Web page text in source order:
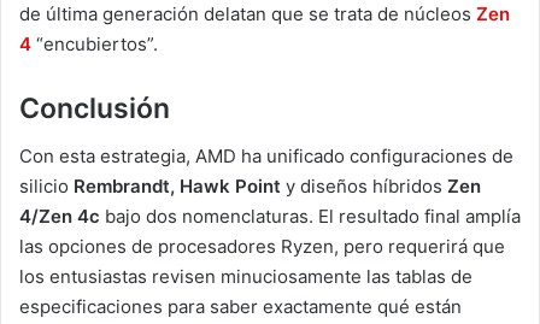
de última generación delatan que se trata de núcleos Zen
4 “encubiertos”.
Conclusión
Con esta estrategia, AMD ha unificado configuraciones de
silicio Rembrandt, Hawk Point y diseños híbridos Zen
4/Zen 4c bajo dos nomenclaturas. El resultado final amplía
las opciones de procesadores Ryzen, pero requerirá que
los entusiastas revisen minuciosamente las tablas de
especificaciones para saber exactamente qué están